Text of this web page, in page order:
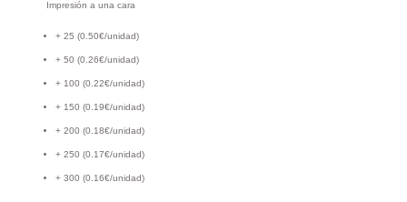
Impresión a una cara
+ 25 (0.50€/unidad)
+ 50 (0.26€/unidad)
+ 100 (0.22€/unidad)
+ 150 (0.19€/unidad)
+ 200 (0.18€/unidad)
+ 250 (0.17€/unidad)
+ 300 (0.16€/unidad)